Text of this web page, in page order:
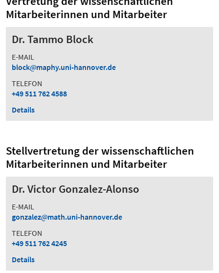
Mitarbeiterinnen und Mitarbeiter
Dr. Tammo Block
E-MAIL
block
maphy.uni-hannover.de
TELEFON
+49 511 762 4588
Details
Stellvertretung der wissenschaftlichen
Mitarbeiterinnen und Mitarbeiter
Dr. Victor Gonzalez-Alonso
E-MAIL
gonzalez
math.uni-hannover.de
TELEFON
+49 511 762 4245
Details